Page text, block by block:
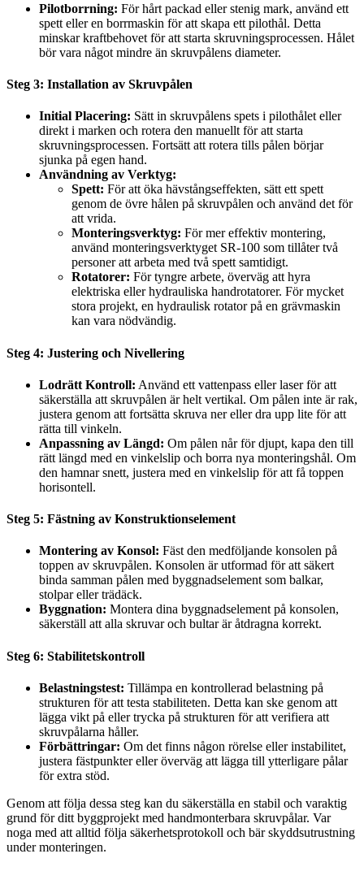
Pilotborrning: För hårt packad eller stenig mark, använd ett
spett eller en borrmaskin för att skapa ett pilothål. Detta
minskar kraftbehovet för att starta skruvningsprocessen. Hålet
bör vara något mindre än skruvpålens diameter.
Steg 3: Installation av Skruvpålen
Initial Placering: Sätt in skruvpålens spets i pilothålet eller
direkt i marken och rotera den manuellt för att starta
skruvningsprocessen. Fortsätt att rotera tills pålen börjar
sjunka på egen hand.
Användning av Verktyg:
Spett: För att öka hävstångseffekten, sätt ett spett
genom de övre hålen på skruvpålen och använd det för
att vrida.
Monteringsverktyg: För mer effektiv montering,
använd monteringsverktyget SR-100 som tillåter två
personer att arbeta med två spett samtidigt.
Rotatorer: För tyngre arbete, överväg att hyra
elektriska eller hydrauliska handrotatorer. För mycket
stora projekt, en hydraulisk rotator på en grävmaskin
kan vara nödvändig.
Steg 4: Justering och Nivellering
Lodrätt Kontroll: Använd ett vattenpass eller laser för att
säkerställa att skruvpålen är helt vertikal. Om pålen inte är rak,
justera genom att fortsätta skruva ner eller dra upp lite för att
rätta till vinkeln.
Anpassning av Längd: Om pålen når för djupt, kapa den till
rätt längd med en vinkelslip och borra nya monteringshål. Om
den hamnar snett, justera med en vinkelslip för att få toppen
horisontell.
Steg 5: Fästning av Konstruktionselement
Montering av Konsol: Fäst den medföljande konsolen på
toppen av skruvpålen. Konsolen är utformad för att säkert
binda samman pålen med byggnadselement som balkar,
stolpar eller trädäck.
Byggnation: Montera dina byggnadselement på konsolen,
säkerställ att alla skruvar och bultar är åtdragna korrekt.
Steg 6: Stabilitetskontroll
Belastningstest: Tillämpa en kontrollerad belastning på
strukturen för att testa stabiliteten. Detta kan ske genom att
lägga vikt på eller trycka på strukturen för att verifiera att
skruvpålarna håller.
Förbättringar: Om det finns någon rörelse eller instabilitet,
justera fästpunkter eller överväg att lägga till ytterligare pålar
för extra stöd.
Genom att följa dessa steg kan du säkerställa en stabil och varaktig
grund för ditt byggprojekt med handmonterbara skruvpålar. Var
noga med att alltid följa säkerhetsprotokoll och bär skyddsutrustning
under monteringen.